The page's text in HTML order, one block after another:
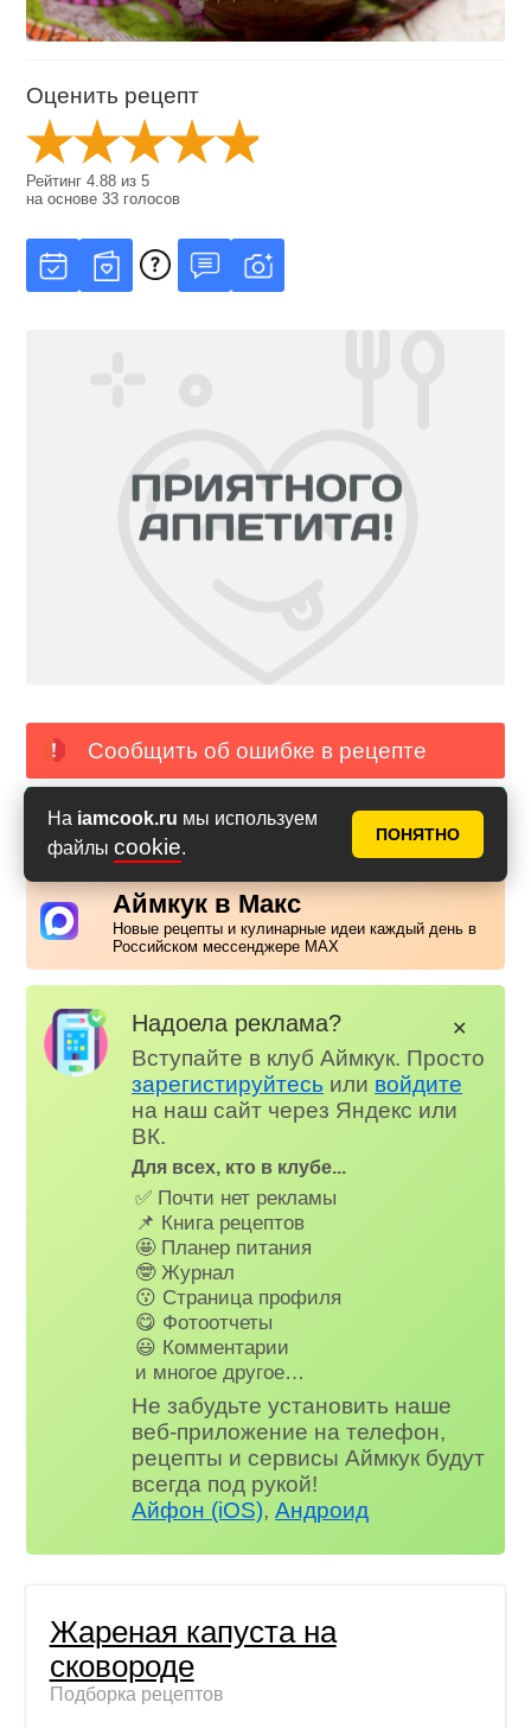
На iamcook.ru мы используем
файлы cookie.
ПОНЯТНО
Оценить рецепт
Рейтинг4.88 из5
на основе33 голосов
Сообщить об ошибке в рецепте
PDF с фото PDF без фото
Аймкук в Макс
Новые рецепты и кулинарные идеи каждый день в
Российском мессенджере MAX
Надоела реклама?
Вступайте в клуб Аймкук. Просто
зарегистируйтесь или войдите
на наш сайт через Яндекс или
ВК.
Для всех, кто в клубе...
✅ Почти нет рекламы
📌 Книга рецептов
🤩 Планер питания
🤓 Журнал
😗 Страница профиля
😋 Фотоотчеты
😃 Комментарии
и многое другое…
Не забудьте установить наше
веб-приложение на телефон,
рецепты и сервисы Аймкук будут
всегда под рукой!
Айфон (iOS),Андроид
✕
Жареная капуста на
сковороде
Подборка рецептов